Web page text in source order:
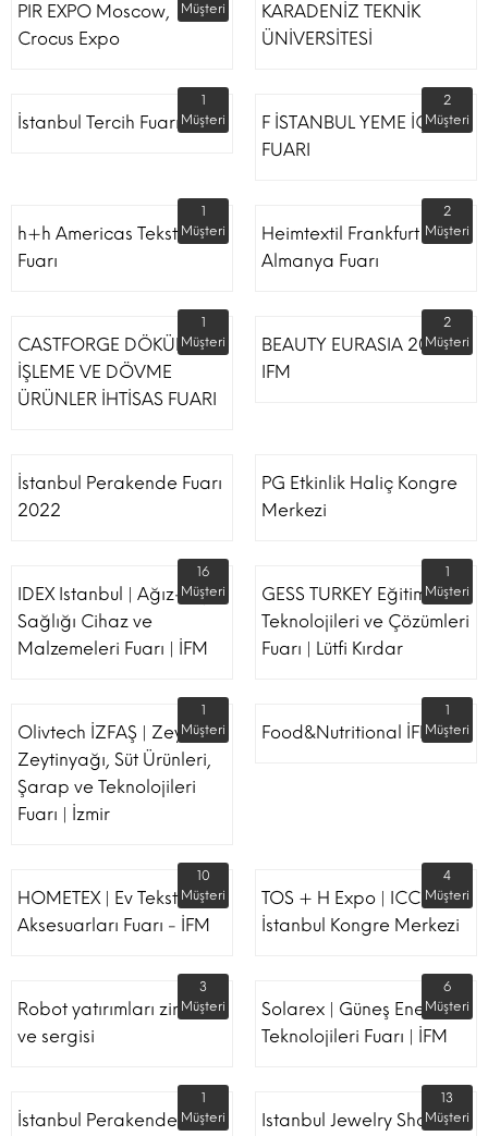
PIR EXPO Moscow,
Crocus Expo
Müşteri
KARADENİZ TEKNİK
ÜNİVERSİTESİ
İstanbul Tercih Fuarı
1
Müşteri
F İSTANBUL YEME İÇME
FUARI
2
Müşteri
h+h Americas Tekstil
Fuarı
1
Müşteri
Heimtextil Frankfurt
Almanya Fuarı
2
Müşteri
CASTFORGE DÖKÜM,
İŞLEME VE DÖVME
ÜRÜNLER İHTİSAS FUARI
1
Müşteri
BEAUTY EURASIA 2022
IFM
2
Müşteri
İstanbul Perakende Fuarı
2022
PG Etkinlik Haliç Kongre
Merkezi
IDEX Istanbul | Ağız-Diş
Sağlığı Cihaz ve
Malzemeleri Fuarı | İFM
16
Müşteri
GESS TURKEY Eğitim
Teknolojileri ve Çözümleri
Fuarı | Lütfi Kırdar
1
Müşteri
Olivtech İZFAŞ | Zeytin,
Zeytinyağı, Süt Ürünleri,
Şarap ve Teknolojileri
Fuarı | İzmir
1
Müşteri
Food&Nutritional İFM
1
Müşteri
HOMETEX | Ev Tekstili Ve
Aksesuarları Fuarı - İFM
10
Müşteri
TOS + H Expo | ICC -
İstanbul Kongre Merkezi
4
Müşteri
Robot yatırımları zirvesi
ve sergisi
3
Müşteri
Solarex | Güneş Enerjisi &
Teknolojileri Fuarı | İFM
6
Müşteri
İstanbul Perakende Fuarı
1
Müşteri
Istanbul Jewelry Show |
13
Müşteri